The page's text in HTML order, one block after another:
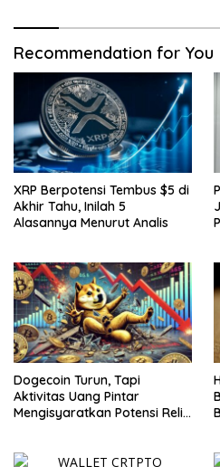
Recommendation for You
XRP Berpotensi Tembus $5 di
Akhir Tahu, Inilah 5
Alasannya Menurut Analis
Dogecoin Turun, Tapi
Aktivitas Uang Pintar
Mengisyaratkan Potensi Reli